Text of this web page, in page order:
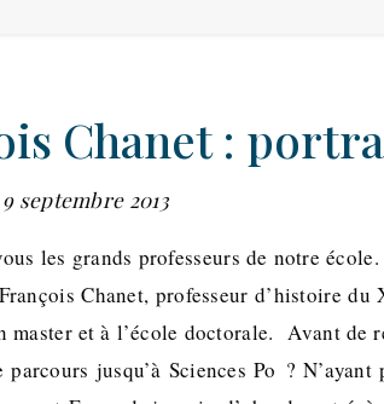
Chanet :
9 septembre 2013
les grands professeurs de notre
Chanet, professeur d’histoire du
master et à l’école doctorale. Avant de
jusqu’à Sciences Po ? N’ayant